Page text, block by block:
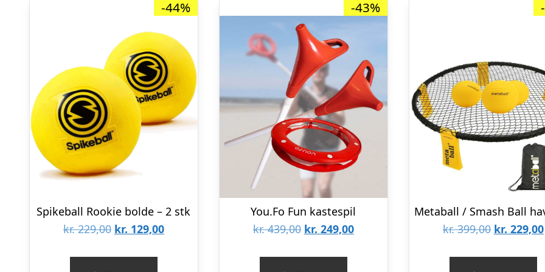
-44%
Spikeball Rookie bolde – 2 stk
kr.229,00 Den
kr. 129,00Den
-43%
You.Fo Fun kastespil
kr.439,00 Den
kr. 249,00Den
kr.399,00 Den
kr. 229,00